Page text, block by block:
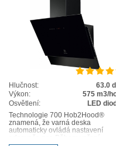
Hlučnost:
63.0
Výkon:
575 m3/
Osvětlení:
LED
Technologie 700 Hob2Hood®
znamená, že varná deska
automaticky ovládá nastavení